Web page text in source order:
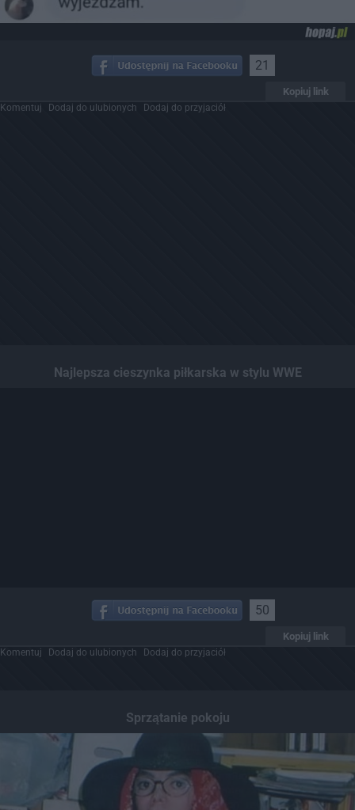
21
Kopiuj link
Komentuj Dodaj do ulubionych Dodaj do przyjaciół
Najlepsza cieszynka piłkarska w stylu WWE
50
Kopiuj link
Komentuj Dodaj do ulubionych Dodaj do przyjaciół
Sprzątanie pokoju